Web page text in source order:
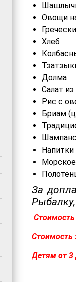
Овощи
Хлеб
Долма
Салат
Рис с
Бриам
Напитки
За
Стоимость
Детям от 3